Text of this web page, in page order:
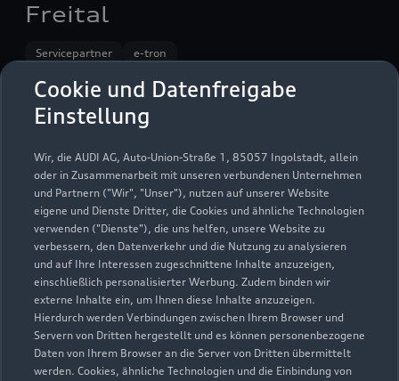
Cookie und Datenfreigabe
Einstellung
Wir, die AUDI AG, Auto-Union-Straße 1, 85057 Ingolstadt, allein
oder in Zusammenarbeit mit unseren verbundenen Unternehmen
und Partnern ("Wir", "Unser"), nutzen auf unserer Website
eigene und Dienste Dritter, die Cookies und ähnliche Technologien
verwenden ("Dienste"), die uns helfen, unsere Website zu
verbessern, den Datenverkehr und die Nutzung zu analysieren
und auf Ihre Interessen zugeschnittene Inhalte anzuzeigen,
einschließlich personalisierter Werbung. Zudem binden wir
externe Inhalte ein, um Ihnen diese Inhalte anzuzeigen.
Hierdurch werden Verbindungen zwischen Ihrem Browser und
Servern von Dritten hergestellt und es können personenbezogene
Daten von Ihrem Browser an die Server von Dritten übermittelt
werden. Cookies, ähnliche Technologien und die Einbindung von
Freital
Servicepartner e-tron
Wilsdruffer Straße 35/37
01705 Freital